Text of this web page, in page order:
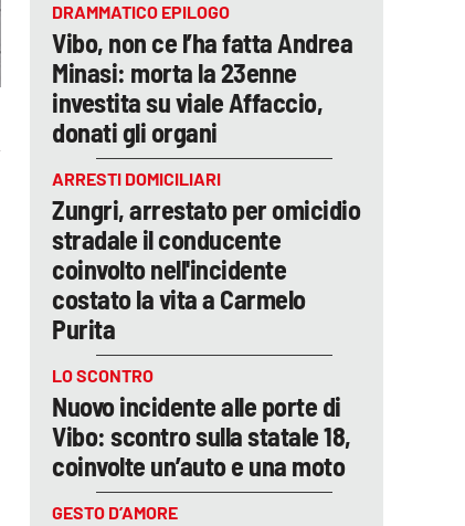
DRAMMATICO EPILOGO
Vibo, non ce l’ha fatta Andrea
Minasi: morta la 23enne
investita su viale Affaccio,
donati gli organi
ARRESTI DOMICILIARI
Zungri, arrestato per omicidio
stradale il conducente
coinvolto nell'incidente
costato la vita a Carmelo
Purita
LO SCONTRO
Nuovo incidente alle porte di
Vibo: scontro sulla statale 18,
coinvolte un’auto e una moto
GESTO D’AMORE